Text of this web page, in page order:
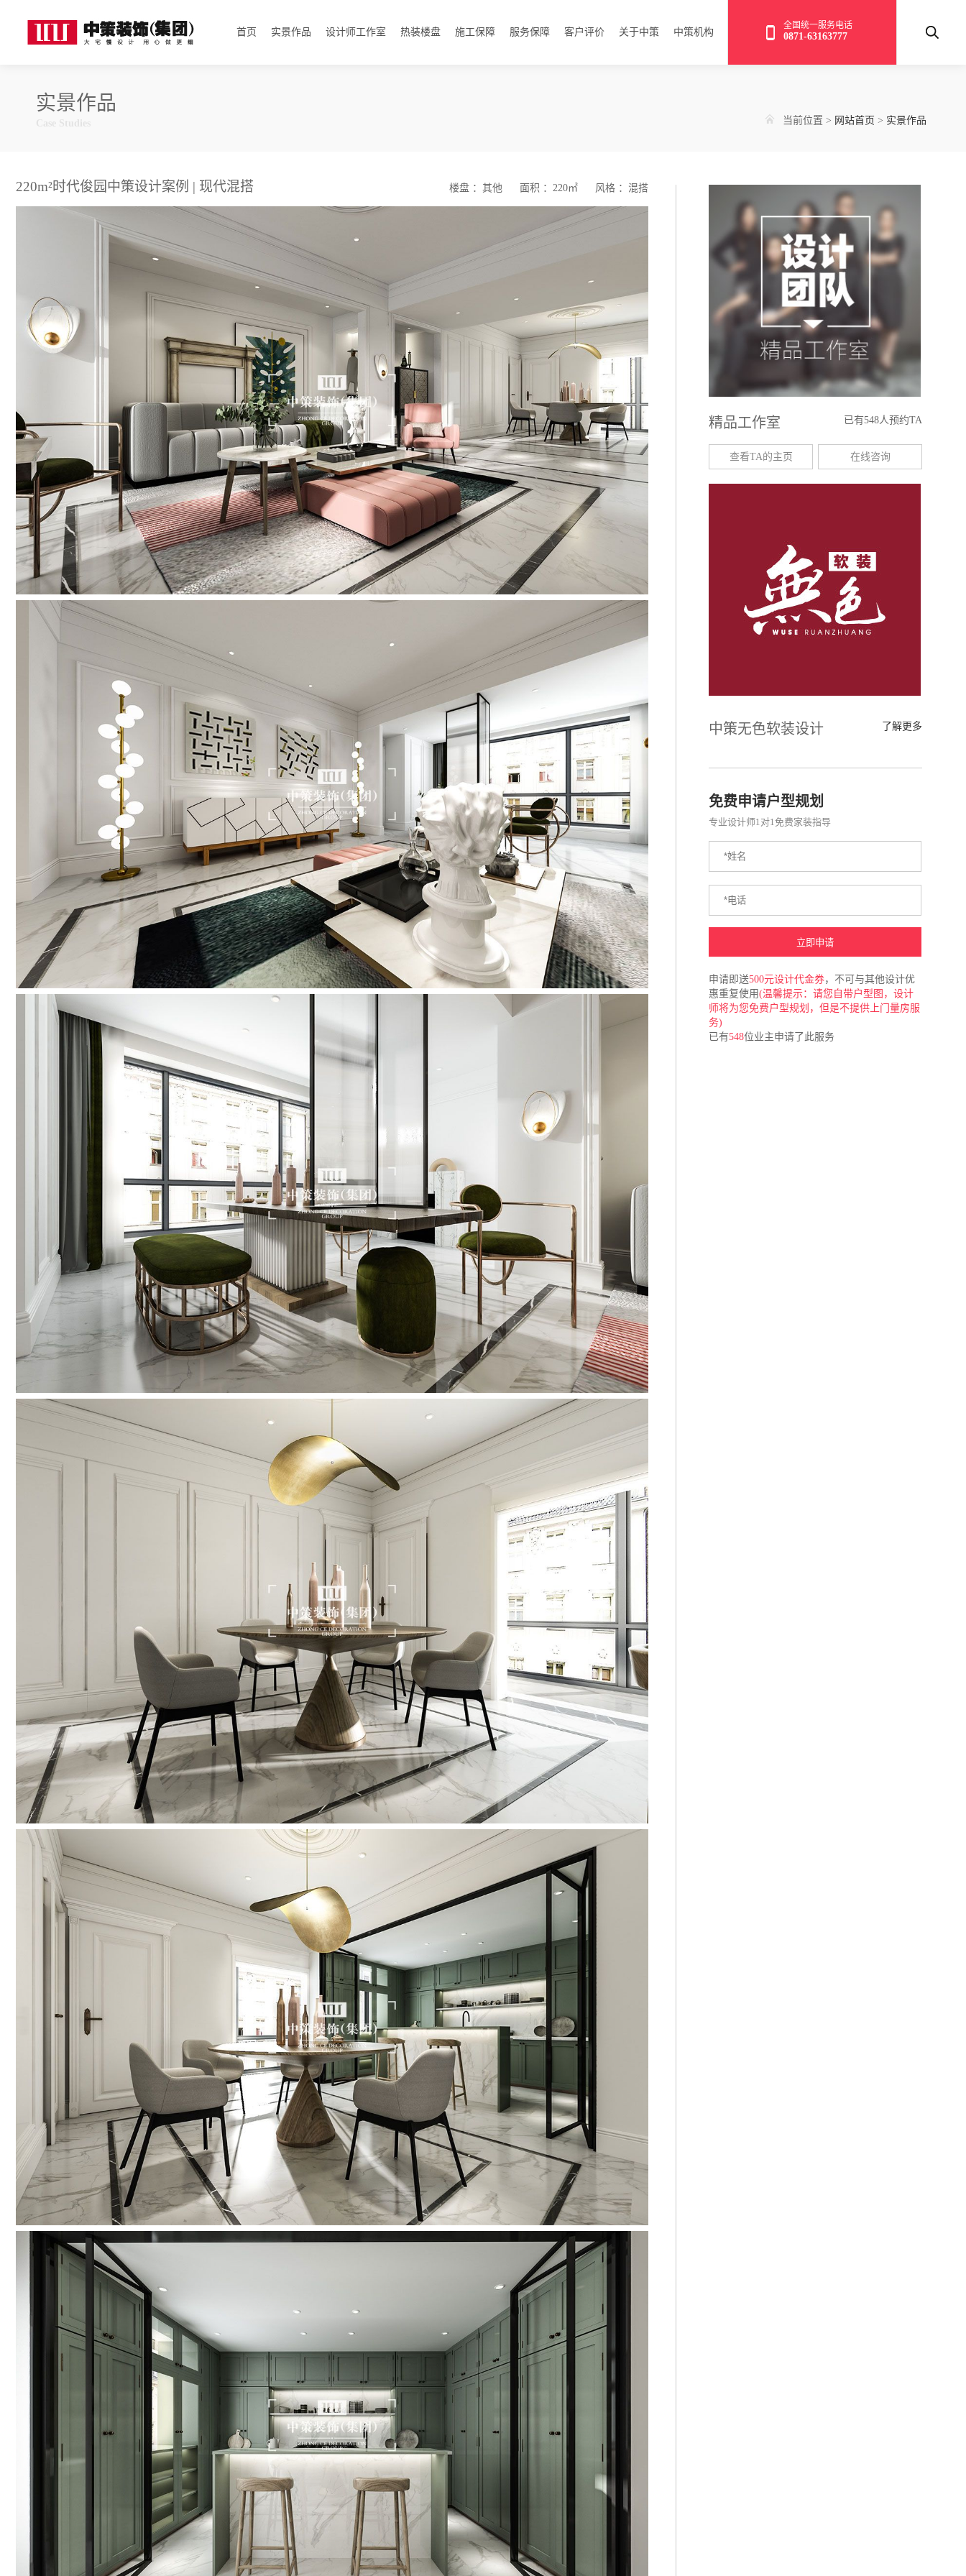
全国统一服务电话
0871-63163777
首页 实景作品 设计师工作室 热装楼盘 施工保障 服务保障 客户评价 关于中策 中策机构
实景作品
当前位置 > 网站首页 > 实景作品
220m²时代俊园中策设计案例 | 现代混搭 楼盘 ：其他 面积 ：220㎡ 风格 ：混搭
精品工作室 已有548人预约TA
查看TA的主页 在线咨询
中策无色软装设计 了解更多
免费申请户型规划
专业设计师1对1免费家装指导
申请即送500元设计代金券，不可与其他设计优
惠重复使用(温馨提示：请您自带户型图，设计
师将为您免费户型规划，但是不提供上门量房服
务)
已有548位业主申请了此服务